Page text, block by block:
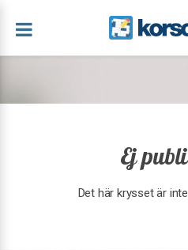
Ej
Det här krysset är